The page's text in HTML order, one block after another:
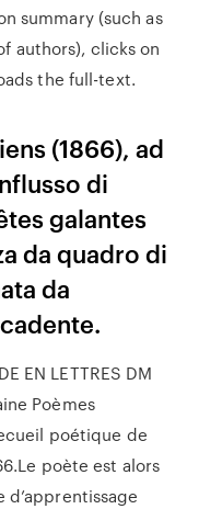
summary (such as
authors), clicks on
the full-text.
(1866), ad
di
galantes
da quadro di
da
EN LETTRES DM
Poèmes
poétique de
poète est alors